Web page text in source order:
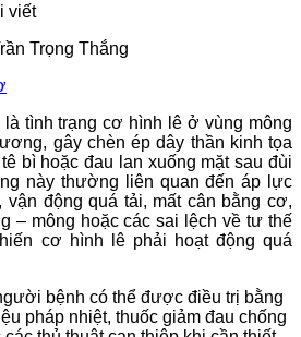
viết
Trọng Thắng
là tình trạng cơ hình lê ở vùng mông
gây chèn ép dây thần kinh tọa
bì hoặc đau lan xuống mặt sau đùi
này thường liên quan đến áp lực
vận động quá tải, mất cân bằng cơ,
– mông hoặc các sai lệch về tư thế
cơ hình lê phải hoạt động quá
bệnh có thể được điều trị bằng
pháp nhiệt, thuốc giảm đau chống